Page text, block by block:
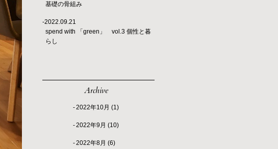
基礎の骨組み
-2022.09.21
spend with 「green」 vol.3 個性と暮
らし
Archive
2022年10月 (1)
2022年9月 (10)
2022年8月 (6)